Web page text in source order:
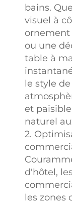
bains.
visuel à
ornement
ou une
table à
le style
et
naturel
2.
d'hôtel,
les zones